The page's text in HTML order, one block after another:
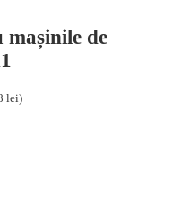
de
lei)